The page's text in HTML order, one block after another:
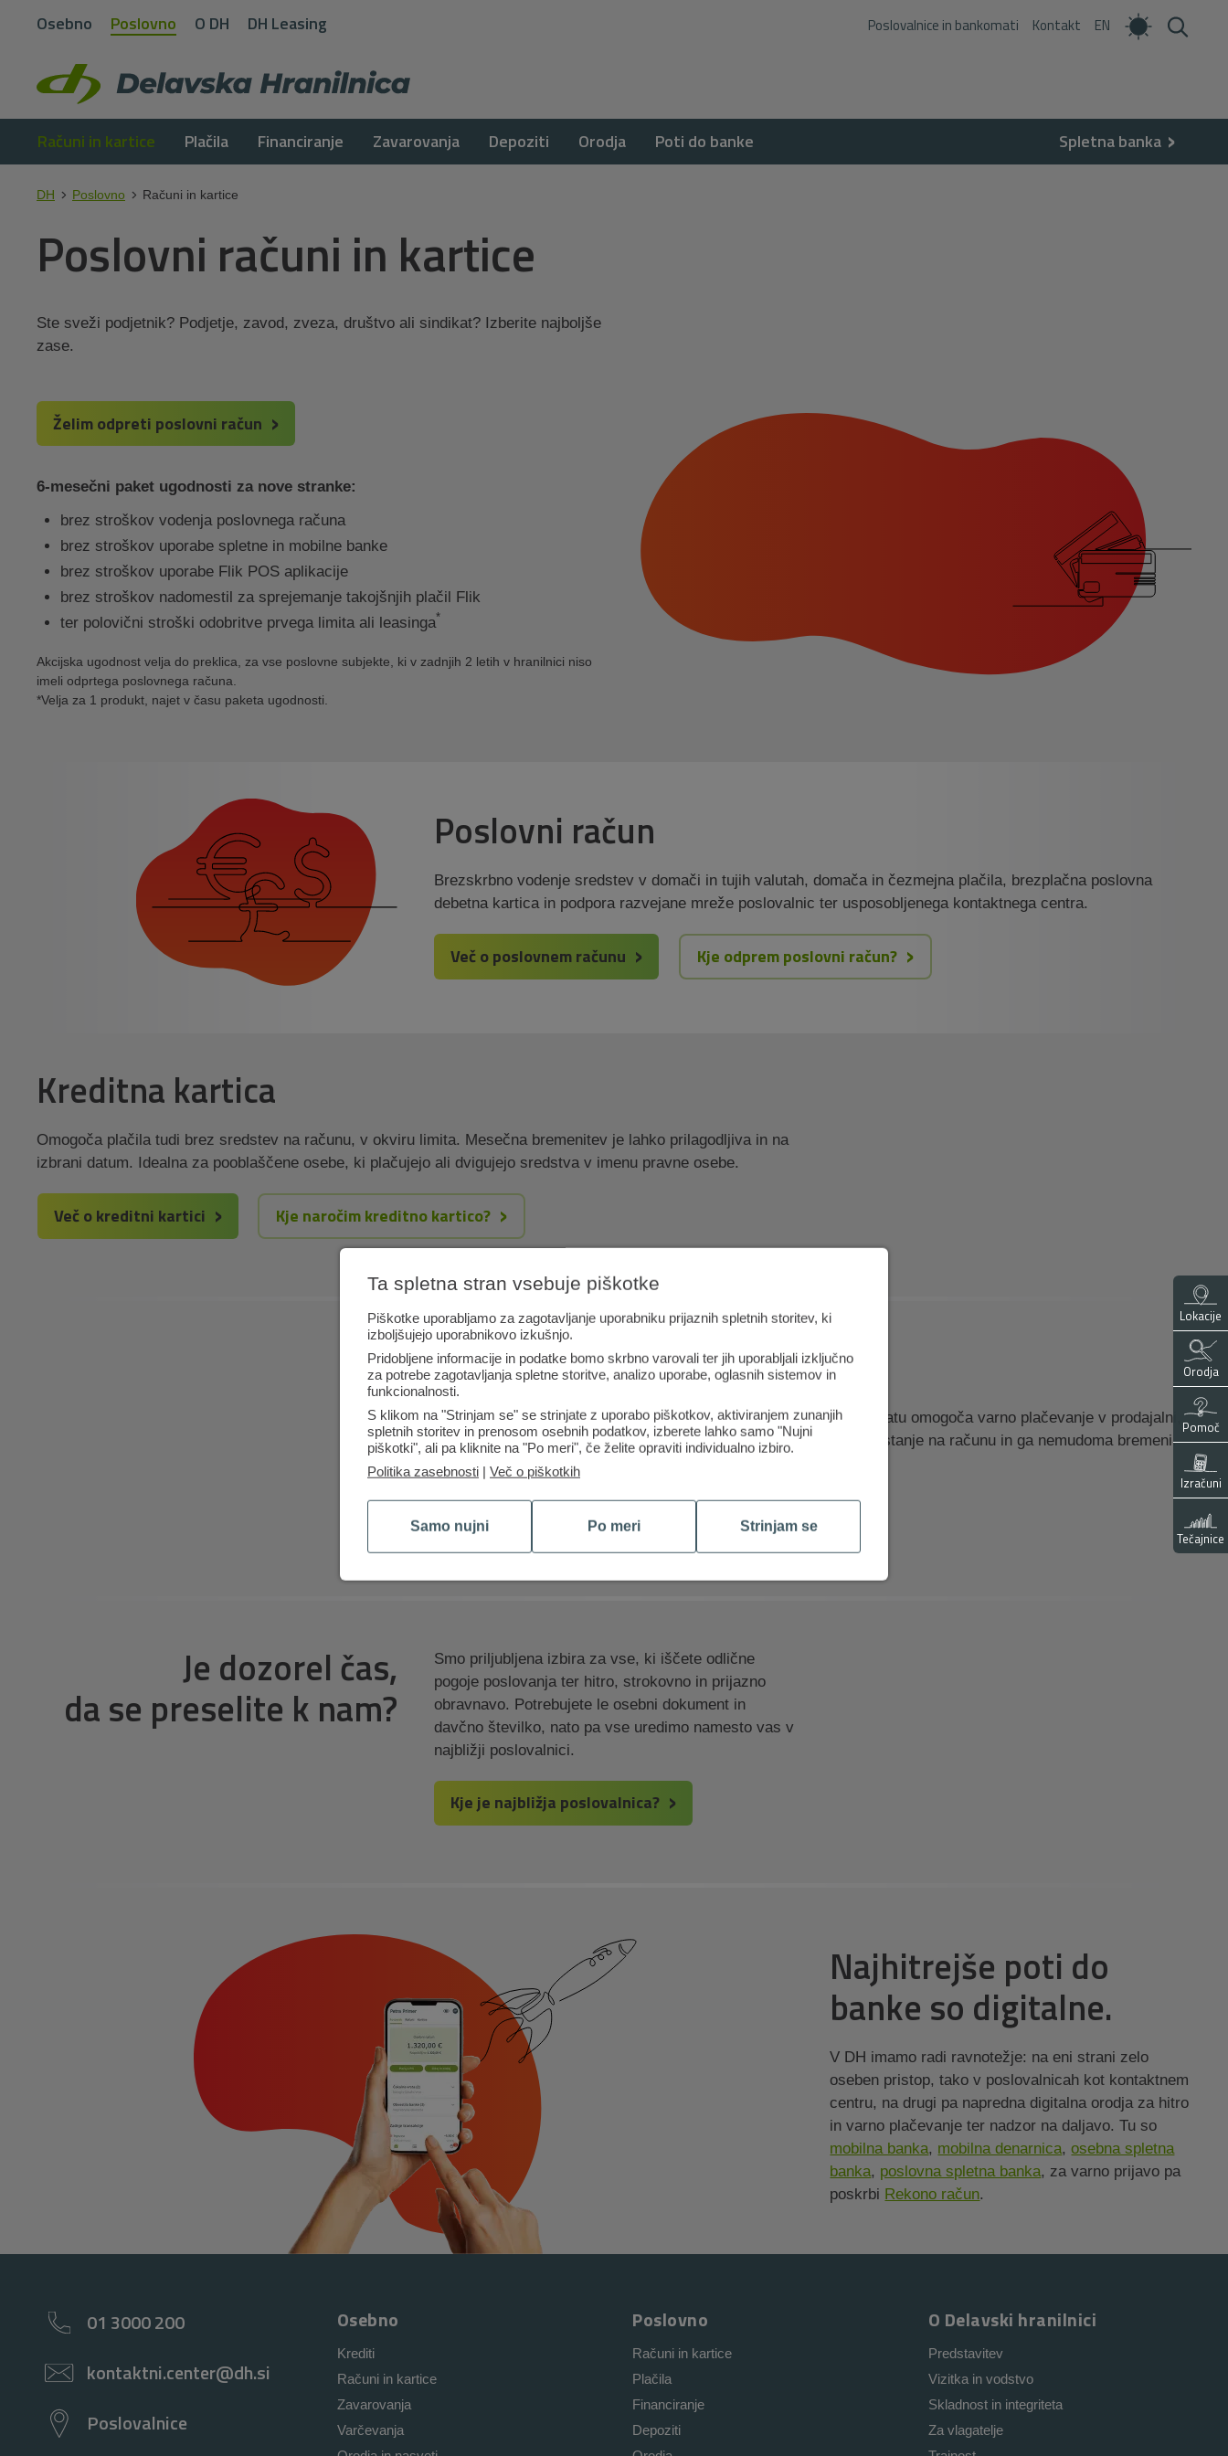
Osebno Poslovno O DH DH Leasing
Računi in kartice Plačila Financiranje Zavarovanja Depoziti Orodja Poti do banke
Poslovalnice in bankomati Kontakt EN
Spletna banka
DH Poslovno Računi in kartice
Poslovni računi in kartice
Ste sveži podjetnik? Podjetje, zavod, zveza, društvo ali sindikat? Izberite najboljše
zase.
Želim odpreti poslovni račun
6-mesečni paket ugodnosti za nove stranke:
brez stroškov vodenja poslovnega računa
brez stroškov uporabe spletne in mobilne banke
brez stroškov uporabe Flik POS aplikacije
brez stroškov nadomestil za sprejemanje takojšnjih plačil Flik
ter polovični stroški odobritve prvega limita ali leasinga*
Akcijska ugodnost velja do preklica, za vse poslovne subjekte, ki v zadnjih 2 letih v hranilnici niso
imeli odprtega poslovnega računa.
*Velja za 1 produkt, najet v času paketa ugodnosti.
Poslovni račun
Brezskrbno vodenje sredstev v domači in tujih valutah, domača in čezmejna plačila, brezplačna poslovna
debetna kartica in podpora razvejane mreže poslovalnic ter usposobljenega kontaktnega centra.
Več o poslovnem računu Kje odprem poslovni račun?
Kreditna kartica
Omogoča plačila tudi brez sredstev na računu, v okviru limita. Mesečna bremenitev je lahko prilagodljiva in na
izbrani datum. Idealna za pooblaščene osebe, ki plačujejo ali dvigujejo sredstva v imenu pravne osebe.
Več o kreditni kartici Kje naročim kreditno kartico?
Debetna kartica
Prejmete jo ob odprtju poslovnega računa. Poleg dviga na bankomatu omogoča varno plačevanje v prodajalni,
preko spleta ali mobilne naprave. Vsaka transakcija je vezana na stanje na računu in ga nemudoma bremeni.
Ima vzpostavljen varnostni limit porabe.
Več o debetni kartici
Je dozorel čas,
da se preselite k nam?
Smo priljubljena izbira za vse, ki iščete odlične
pogoje poslovanja ter hitro, strokovno in prijazno
obravnavo. Potrebujete le osebni dokument in
davčno številko, nato pa vse uredimo namesto vas v
najbližji poslovalnici.
Kje je najbližja poslovalnica?
Najhitrejše poti do
banke so digitalne.
V DH imamo radi ravnotežje: na eni strani zelo
oseben pristop, tako v poslovalnicah kot kontaktnem
centru, na drugi pa napredna digitalna orodja za hitro
in varno plačevanje ter nadzor na daljavo. Tu so
mobilna banka, mobilna denarnica,osebna spletna
banka, poslovna spletna banka, za varno prijavo pa
poskrbi Rekono račun.
01 3000 200
kontaktni.center@dh.si
Poslovalnice
Osebno
Krediti
Računi in kartice
Zavarovanja
Varčevanja
Poslovno
Računi in kartice
Plačila
Financiranje
Depoziti
O Delavski hranilnici
Predstavitev
Vizitka in vodstvo
Skladnost in integriteta
Za vlagatelje
Lokacije
Orodja
Pomoč
Izračuni
Tečajnice
Ta spletna stran vsebuje piškotke
Piškotke uporabljamo za zagotavljanje uporabniku prijaznih spletnih storitev, ki
izboljšujejo uporabnikovo izkušnjo.
Pridobljene informacije in podatke bomo skrbno varovali ter jih uporabljali izključno
za potrebe zagotavljanja spletne storitve, analizo uporabe, oglasnih sistemov in
funkcionalnosti.
S klikom na "Strinjam se" se strinjate z uporabo piškotkov, aktiviranjem zunanjih
spletnih storitev in prenosom osebnih podatkov, izberete lahko samo "Nujni
piškotki", ali pa kliknite na "Po meri", če želite opraviti individualno izbiro.
Politika zasebnosti | Več o piškotkih
Samo nujni Po meri Strinjam se